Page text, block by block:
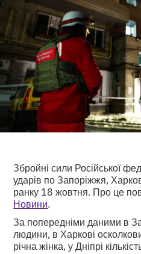
Збройні сили Російської
ударів по Запоріжжя,
ранку 18 жовтня. Про це
Новини.
За попередніми даними в
людини, в Харкові
річна жінка, у Дніпрі